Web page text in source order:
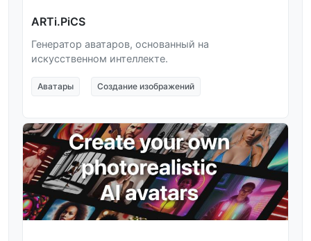
ARTi.PiCS
Генератор аватаров, основанный на
искусственном интеллекте.
Аватары Создание изображений